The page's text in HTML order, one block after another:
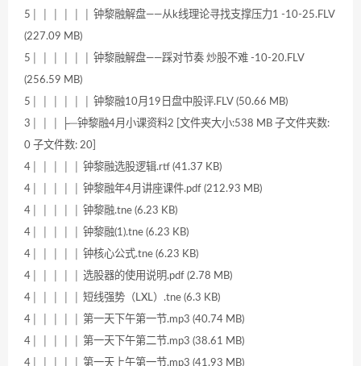
5│ │ │ │ │ │ 钟黎融解盘——从k线理论寻找支撑压力1 -10-25.FLV
(227.09 MB)
5│ │ │ │ │ │ 钟黎融解盘——踩对节奏 炒股不难 -10-20.FLV
(256.59 MB)
5│ │ │ │ │ │ 钟黎融10月19日盘中股评.FLV (50.66 MB)
3│ │ │ ├─钟黎融4月小课资料2 [文件夹大小:538 MB 子文件夹数:
0 子文件数: 20]
4│ │ │ │ │ 钟黎融选股逻辑.rtf (41.37 KB)
4│ │ │ │ │ 钟黎融年4月讲座课件.pdf (212.93 MB)
4│ │ │ │ │ 钟黎融.tne (6.23 KB)
4│ │ │ │ │ 钟黎融(1).tne (6.23 KB)
4│ │ │ │ │ 钟核心公式.tne (6.23 KB)
4│ │ │ │ │ 选股器的使用说明.pdf (2.78 MB)
4│ │ │ │ │ 短线强势（LXL）.tne (6.3 KB)
4│ │ │ │ │ 第一天下午第一节.mp3 (40.74 MB)
4│ │ │ │ │ 第一天下午第二节.mp3 (38.61 MB)
4│ │ │ │ │ 第一天上午第一节.mp3 (41.93 MB)